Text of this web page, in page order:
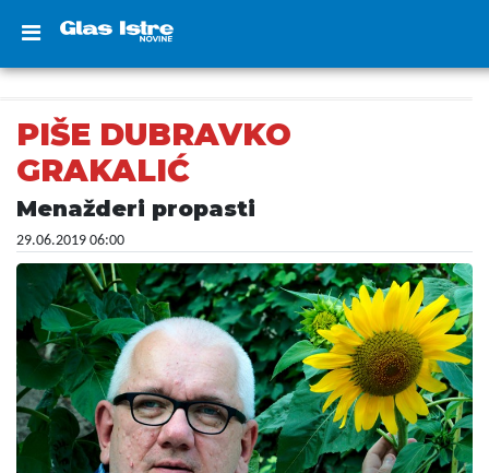
PIŠE DUBRAVKO
GRAKALIĆ
Menažderi propasti
29.06.2019 06:00